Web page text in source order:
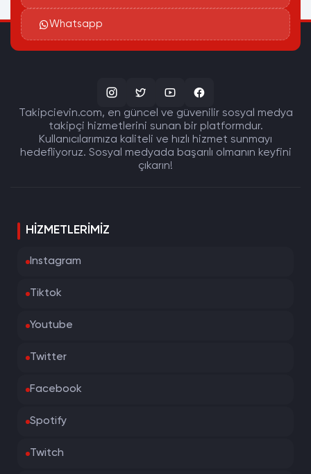
Whatsapp
Takipcievin.com, en güncel ve güvenilir sosyal medya
takipçi hizmetlerini sunan bir platformdur.
Kullanıcılarımıza kaliteli ve hızlı hizmet sunmayı
hedefliyoruz. Sosyal medyada başarılı olmanın keyfini
çıkarın!
HIZMETLERIMIZ
Instagram
Tiktok
Youtube
Twitter
Facebook
Spotify
Twitch